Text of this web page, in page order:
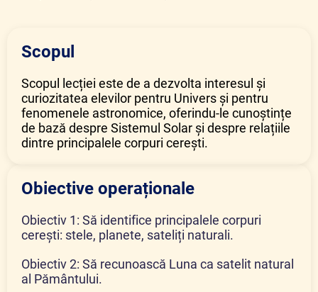
Scopul
Scopul lecției este de a dezvolta interesul și
curiozitatea elevilor pentru Univers și pentru
fenomenele astronomice, oferindu-le cunoștințe
de bază despre Sistemul Solar și despre relațiile
dintre principalele corpuri cerești.
Obiective operaționale
Obiectiv 1: Să identifice principalele corpuri
cerești: stele, planete, sateliți naturali.
Obiectiv 2: Să recunoască Luna ca satelit natural
al Pământului.